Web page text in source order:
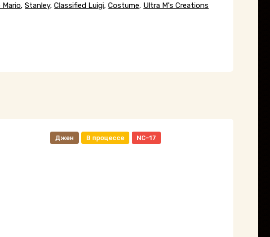
Mario,Stanley,Classified Luigi,Costume, Ultra M's Creations
Джен В процессе NC-17